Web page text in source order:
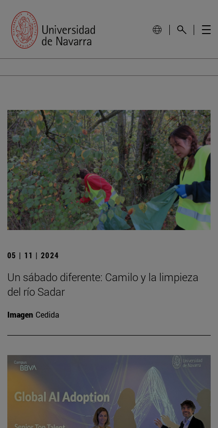
05 | 11 | 2024
Un sábado diferente: Camilo y la limpieza
del río Sadar
Imagen Cedida